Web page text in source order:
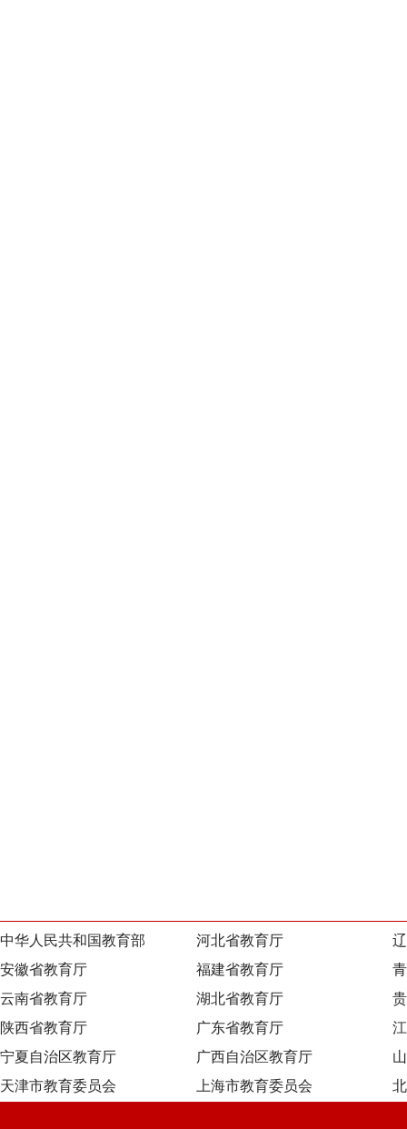
中华人民共和国教育部 河北省教育厅
安徽省教育厅
福建省教育厅
云南省教育厅
湖北省教育厅
陕西省教育厅
广东省教育厅
宁夏自治区教育厅
广西自治区教育厅
天津市教育委员会
上海市教育委员会